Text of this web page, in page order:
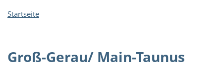
Pfadnavigation
Startseite
Groß-Gerau/ Main-Taunus